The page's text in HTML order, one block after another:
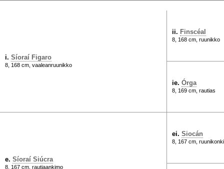
i. Síoraí Figaro
8, 168 cm, vaaleanruunikko
ii. Finscéal
8, 168 cm, ruunikko
ie. Órga
8, 169 cm, rautias
e. Síoraí Siúcra
8, 167 cm, rautiaankimo
ei. Siocán
8, 167 cm,